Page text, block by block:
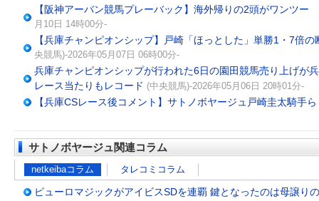
【阪神アーバン競馬プレーバック】海外帰りの2頭がワンツ
月10日 14時00分-
【兵庫チャンピオンシップ】戸崎「ほっとした」単勝1・7倍
央競馬)-2026年05月07日 06時00分-
兵庫チャンピオンシップが行われた6日の園田競馬売り上げ
レース当たりもレコード (中央競馬)-2026年05月06日 20時01分-
【兵庫CSレース後コメント】サトノボヤージュ戸崎圭太騎手ら
サトノボヤージュ関連コラム
netkeibaコラム タレコミコラム
ピューロマジックがアイビスSDを連覇 鍵となったのは母譲り